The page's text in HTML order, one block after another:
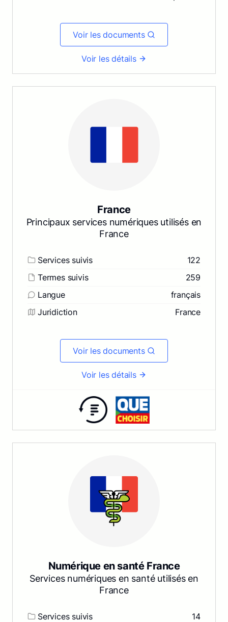
Voir les documents
Voir les détails
France
Principaux services numériques utilisés en
France
Services suivis
122
Termes suivis
259
Langue
français
Juridiction
France
Voir les documents
Voir les détails
Numérique en santé France
Services numériques en santé utilisés en
France
Services suivis
14